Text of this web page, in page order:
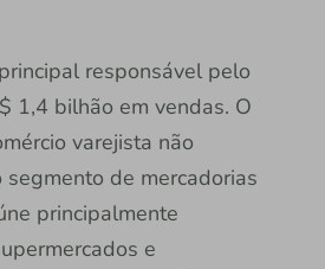
responsável pelo
1,4 bilhão em vendas. O
varejista não
segmento de mercadorias
principalmente
e